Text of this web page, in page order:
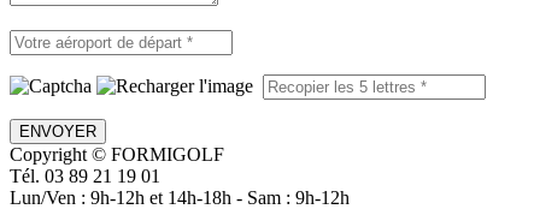
ENVOYER
Copyright © FORMIGOLF
Tél. 03 89 21 19 01
Lun/Ven : 9h-12h et 14h-18h - Sam : 9h-12h